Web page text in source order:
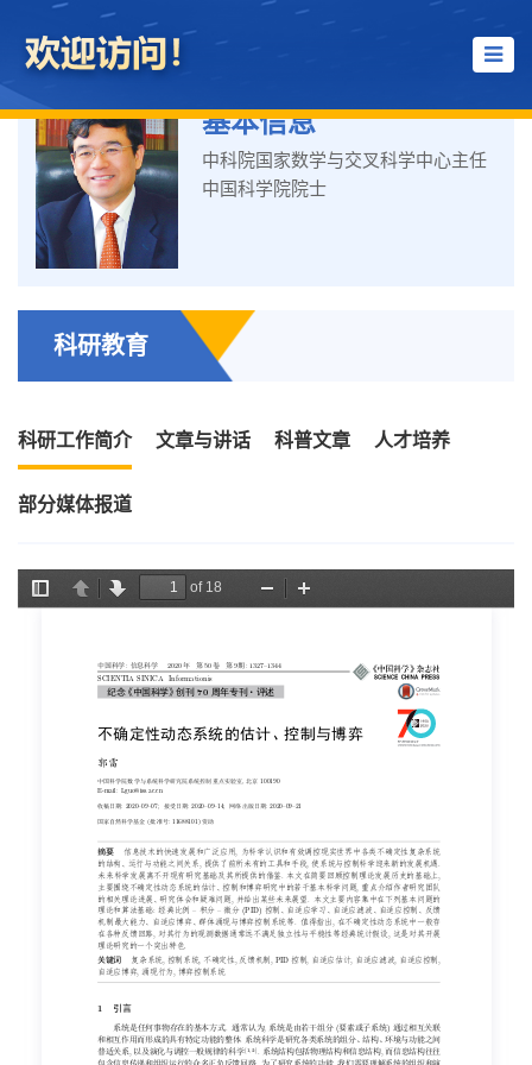
基本信息
中科院国家数学与交叉科学中心主任
中国科学院院士
科研教育
科研工作简介 文章与讲话 科普文章 人才培养
部分媒体报道
TogglePreviousNext
of 18
Zoom
SCIENTIA SINICA Informationis
中国科学 : 信息科学 2020 年 第 50 卷 第 9期: 1327{1344
纪念《中国科学》创刊 70 周年专刊 . 评述
不确定性动态系统的估计、控制与博弈
郭雷
中国科学院数学与系统科学研究院系统控制重点实验室, 北京 100190
E-mail: Lguo@iss.ac.cn
收稿日期: 2020–09–07; 接受日期: 2020–09–14; 网络出版日期: 2020–09–21
国家自然科学基金 (批准号: 11688101) 资助
摘要 信息技术的快速发展和广泛应用,
为科学认识和有效调控现实世界中各类不确定性复杂系统
的结构、运行与功能之间关系, 提供了前所未有的工具和手段, 使系统与控制科学迎来新的发展机遇.
未来科学发展离不开现有研究基础及其所提供的借鉴. 本文在简要回顾控制理论发展历史的基础上,
主要围绕不确定性动态系统的估计、控制和博弈研究中的若干基本科学问题, 重点介绍作者研究团队
的相关理论进展、研究体会和疑难问题, 并给出某些未来展望.
本文主要内容集中在下列基本问题的
理论和算法基础: 经典比例 – 积分 – 微分 (PID) 控制、自适应学习、自适应滤波、自适应控制、反馈
机制最大能力、自适应博弈、群体涌现与博弈控制系统等. 值得指出, 在不确定性动态系统中一般存
在各种反馈回路, 对其行为的观测数据通常远不满足独立性与平稳性等经典统计假设, 这是对其开展
理论研究的一个突出特色.
关键词 复杂系统, 控制系统, 不确定性, 反馈机制, PID 控制, 自适应估计, 自适应滤波, 自适应控制,
自适应博弈, 涌现行为, 博弈控制系统
1 引言
系统是任何事物存在的基本方式. 通常认为, 系统是由若干组分 (要素或子系统)
通过相互关联
和相互作用而形成的具有特定功能的整体. 系统科学是研究各类系统的组分、结构、环境与功能之间
普适关系, 以及演化与调控一般规律的科学 [ 1, 2 . 系统结构包括物理结构和信息结构, 而信息结构往往